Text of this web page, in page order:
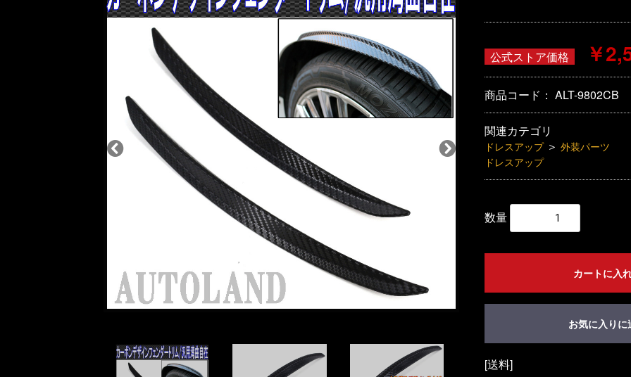
公式ストア価格 ￥
商品コード： ALT-9802CB
関連カテゴリ
ドレスアップ ＞ 外装パーツ
ドレスアップ
数量
カートに入
お気に入りに
[送料]